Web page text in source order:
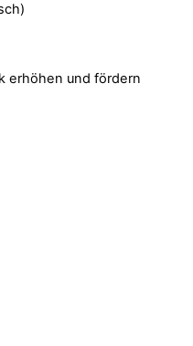
erhöhen und fördern